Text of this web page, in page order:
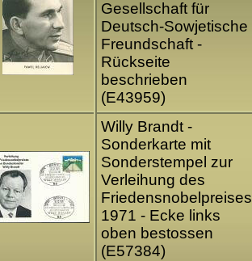
Gesellschaft für
Deutsch-Sowjetische
Freundschaft -
Rückseite
beschrieben
(E43959)
Willy Brandt -
Sonderkarte mit
Sonderstempel zur
Verleihung des
Friedensnobelpreises
1971 - Ecke links
oben bestossen
(E57384)